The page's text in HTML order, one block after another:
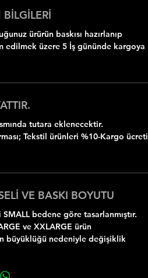
ürürün baskısı hazırlanıp
edilmek üzere 5 İş gününde kargoya
tutara eklenecektir.
Tekstil ürünleri %10-Kargo ücreti
VE BASKI BOYUTU
bedene göre tasarlanmıştır.
ve XXLARGE ürün
büyüklüğü nedeniyle değişiklik